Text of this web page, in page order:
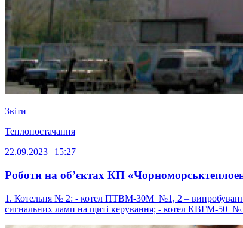
Звіти
Теплопостачання
22.09.2023 | 15:27
Роботи на об’єктах КП
1. Котельня № 2: - котел ПТВМ-30М №1, 2 – випробування
сигнальних ламп на щиті керування; - котел КВГМ-50